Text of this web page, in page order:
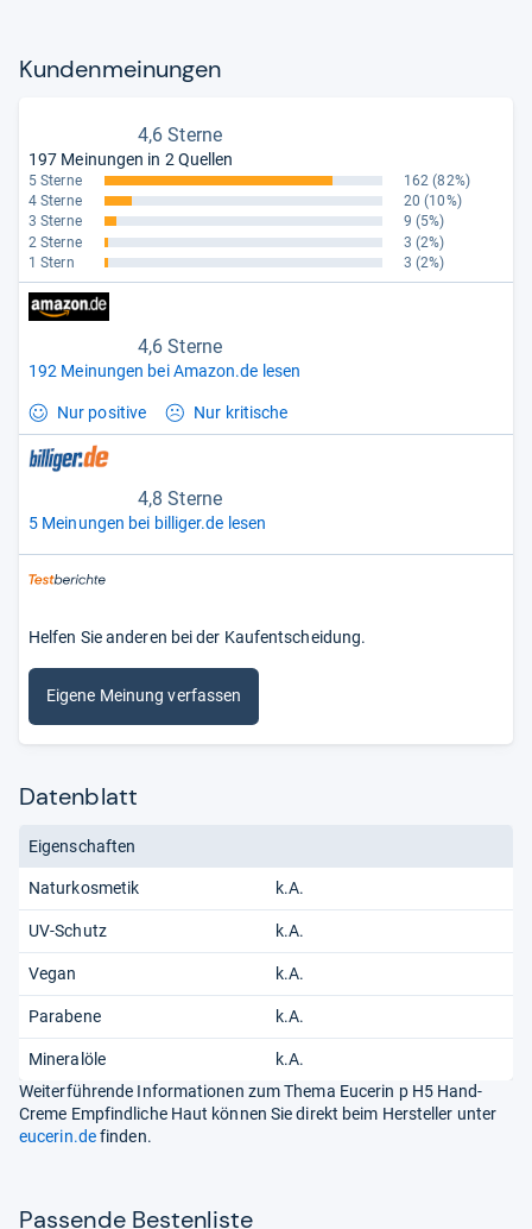
Kun­den­mei­nun­gen
4,6 Sterne
197 Meinungen in 2 Quellen
5 Sterne 162 (82%)
4 Sterne
20 (10%)
3 Sterne
9 (5%)
2 Sterne
3 (2%)
1 Stern
3 (2%)
4,6 Sterne
192 Meinungen bei Amazon.de lesen
Nur positive Nur kritische
4,8 Sterne
5 Meinungen bei billiger.de lesen
Helfen Sie anderen bei der Kaufentscheidung.
Eigene Meinung verfassen
Datenblatt
Eigenschaften
Naturkosmetik k.A.
UV-Schutz k.A.
Vegan k.A.
Parabene k.A.
Mineralöle
k.A.
Weiterführende Informationen zum Thema Eucerin p H5 Hand-
Creme Empfindliche Haut können Sie direkt beim Hersteller unter
eucerin.definden.
Pas­sende Bes­ten­liste